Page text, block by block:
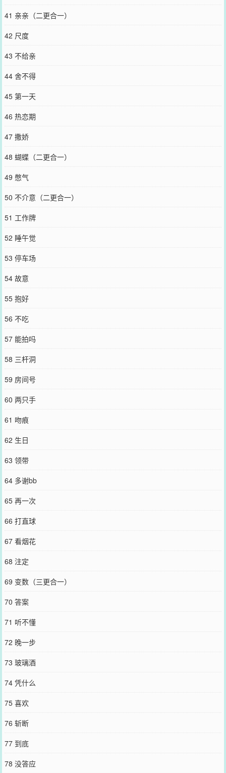
41 亲亲（二更合一）
42 尺度
43 不给亲
44 舍不得
45 第一天
46 热恋期
47 撒娇
48 蝴蝶（二更合一）
49 憋气
50 不介意（二更合一）
51 工作牌
52 睡午觉
53 停车场
54 故意
55 抱好
56 不吃
57 能拍吗
58 三杆洞
59 房间号
60 两只手
61 吻痕
62 生日
63 领带
64 多谢bb
65 再一次
66 打直球
67 看烟花
68 注定
69 变数（三更合一）
70 答案
71 听不懂
72 晚一步
73 玻璃酒
74 凭什么
75 喜欢
76 斩断
77 到底
78 没答应